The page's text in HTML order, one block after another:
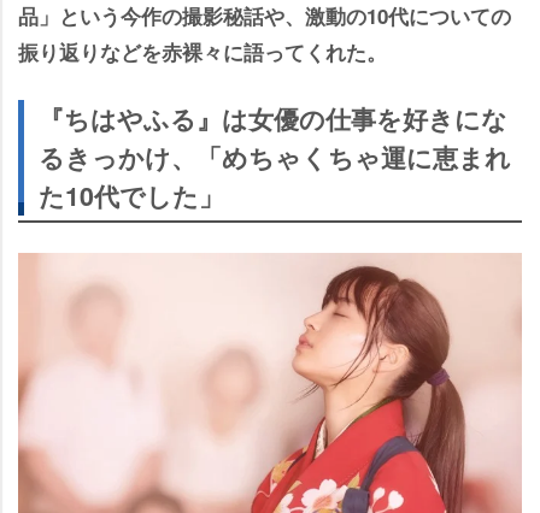
品」という今作の撮影秘話や、激動の10代についての
振り返りなどを赤裸々に語ってくれた。
『ちはやふる』は女優の仕事を好きにな
るきっかけ、「めちゃくちゃ運に恵まれ
た10代でした」